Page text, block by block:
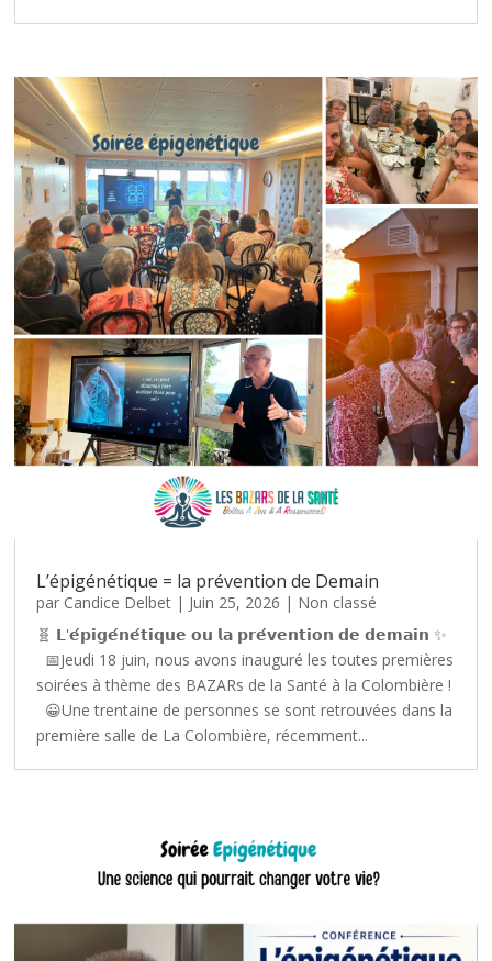
L’épigénétique = la prévention de Demain
par Candice Delbet | Juin 25, 2026 | Non classé
🧬 𝗟'𝗲́𝗽𝗶𝗴𝗲́𝗻𝗲́𝘁𝗶𝗾𝘂𝗲 𝗼𝘂 𝗹𝗮 𝗽𝗿𝗲́𝘃𝗲𝗻𝘁𝗶𝗼𝗻 𝗱𝗲 𝗱𝗲𝗺𝗮𝗶𝗻 ✨
📅Jeudi 18 juin, nous avons inauguré les toutes premières
soirées à thème des BAZARs de la Santé à la Colombière !
😀Une trentaine de personnes se sont retrouvées dans la
première salle de La Colombière, récemment...